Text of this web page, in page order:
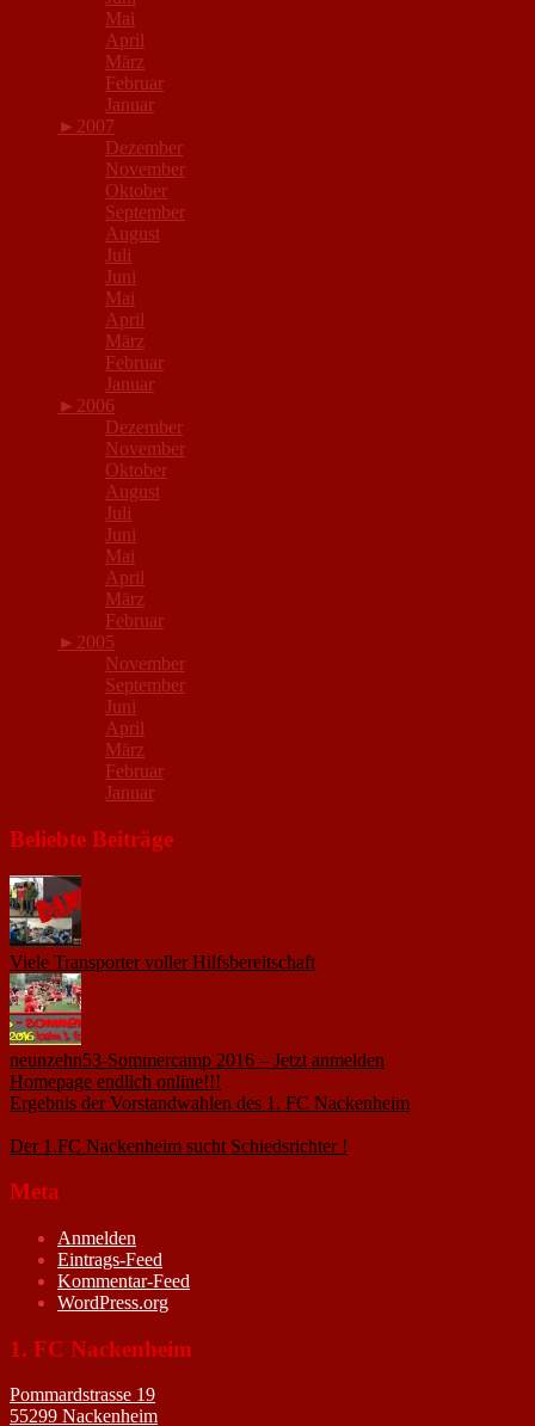
Mai
April
März
Februar
Januar
► 2007
Dezember
November
Oktober
September
August
Juli
Juni
Mai
April
März
Februar
Januar
► 2006
Dezember
November
Oktober
August
Juli
Juni
Mai
April
März
Februar
► 2005
November
September
Juni
April
März
Februar
Januar
Beliebte Beiträge
Viele Transporter voller Hilfsbereitschaft
neunzehn53-Sommercamp 2016 – Jetzt anmelden
Homepage endlich online!!!
Ergebnis der Vorstandwahlen des 1. FC Nackenheim
Der 1.FC Nackenheim sucht Schiedsrichter !
Meta
Anmelden
Eintrags-Feed
Kommentar-Feed
WordPress.org
1. FC Nackenheim
Pommardstrasse 19
55299 Nackenheim